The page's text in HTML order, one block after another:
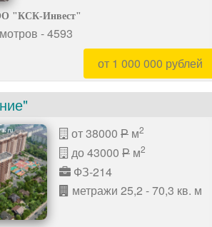
"КСК-Инвест"
- 4593
от 1 000 000 рублей
от 38000 P м2
до 43000 P м2
ФЗ-214
метражи 25,2 - 70,3 кв. м